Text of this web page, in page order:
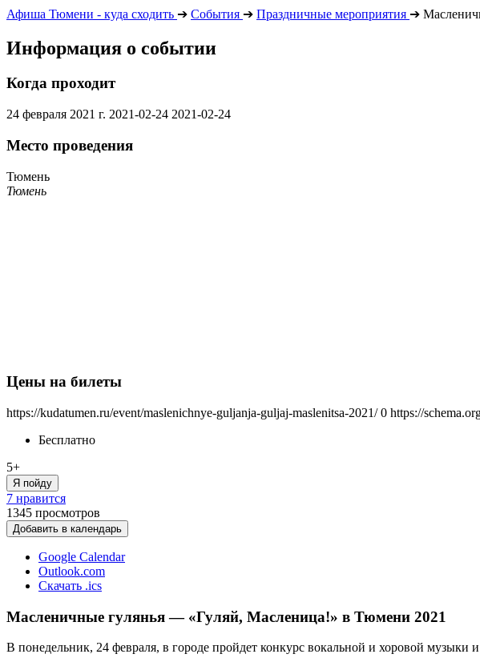
Афиша Тюмени - куда сходить ➔ События ➔ Праздничные мероприятия ➔
Информация о событии
Когда проходит
24 февраля 2021 г. 2021-02-24 2021-02-24
Место проведения
Тюмень
Тюмень
Цены на билеты
https://kudatumen.ru/event/maslenichnye-guljanja-guljaj-maslenitsa-2021/ 0 https://
Бесплатно
5+
Я пойду
7 нравится
1345 просмотров
Добавить в календарь
Google Calendar
Outlook.com
Скачать .ics
Масленичные гулянья — «Гуляй, Масленица!» в Тюмени 2021
В понедельник, 24 февраля, в городе пройдет конкурс вокальной и хоровой